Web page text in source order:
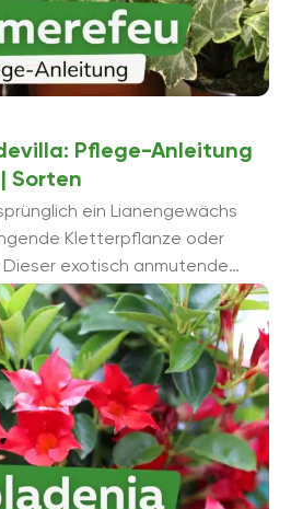
Pflege-Anleitung
Sorten
ein Lianengewächs
Kletterpflanze oder
exotisch anmutende
und wird demzufolge